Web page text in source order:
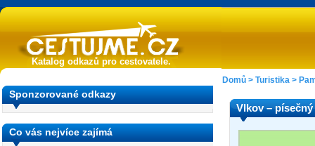
Katalog odkazů pro cestovatele.
Sponzorované odkazy
Co vás nejvíce zajímá
Domů > Turistika >
Vlkov –